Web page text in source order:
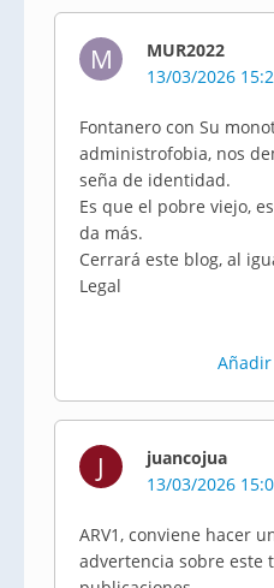
M
MUR2022
13/03/2026
Fontanero con Su
administrofobia, nos
seña de identidad.
Es que el pobre viejo,
da más.
Cerrará este blog, al
Legal
J
juancojua
13/03/2026
ARV1, conviene hacer
advertencia sobre este